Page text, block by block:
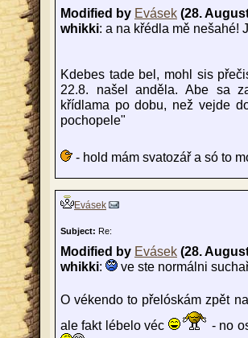
Modified by Evásek (28.
whikki: a na křédla mě nešahé!
Kdebes tade bel, mohl sis
22.8. našel anděla. Abe sa
křídlama po dobu, než vejde
pochopele"
- hold mám svatozář a só to
Evásek
Subject: Re:
Modified by Evásek (28.
whikki: ve ste normálni
O vékendo to přelóskám zpět
ale fakt lébelo véc
- no